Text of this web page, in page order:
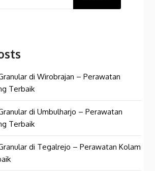
di Wirobrajan – Perawatan
Terbaik
di Umbulharjo – Perawatan
Terbaik
di Tegalrejo – Perawatan Kolam